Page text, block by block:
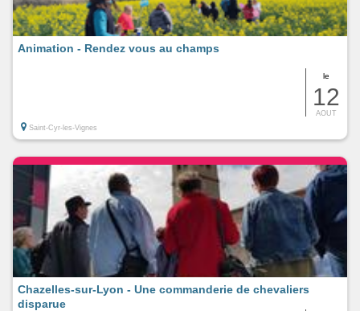
le
12
AOUT
Animation - Rendez vous au champs
Saint-Cyr-les-Vignes
Chazelles-sur-Lyon - Une commanderie de chevaliers
disparue